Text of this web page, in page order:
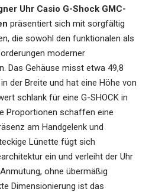
Uhr Casio G-Shock GMC-
präsentiert sich mit sorgfältig
die sowohl den funktionalen als
moderner
Das Gehäuse misst etwa 49,8
der Breite und hat eine Höhe von
schlank für eine G-SHOCK in
Proportionen schaffen eine
am Handgelenk und
Lünette fügt sich
ein und verleiht der Uhr
ohne übermäßig
Dimensionierung ist das